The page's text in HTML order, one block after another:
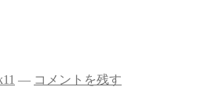
— コメントを残す